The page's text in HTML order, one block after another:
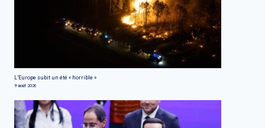
L’Europe subit un été « horrible »
9 août 2026